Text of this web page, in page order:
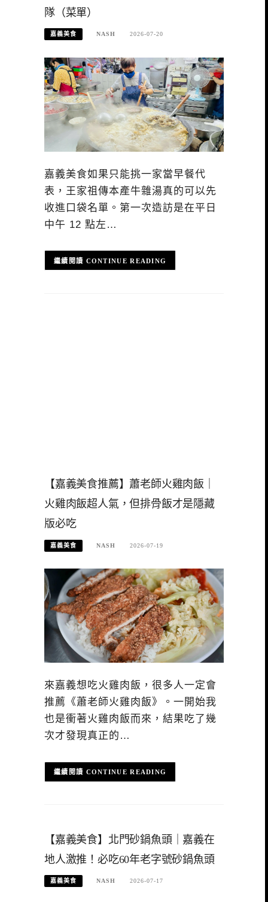
隊（菜單）
嘉義美食 NASH 2026-07-20
嘉義美食如果只能挑一家當早餐代
表，王家祖傳本產牛雜湯真的可以先
收進口袋名單。第一次造訪是在平日
中午 12 點左…
CONTINUE READING
【嘉義美食推薦】蕭老師火雞肉飯｜
火雞肉飯超人氣，但排骨飯才是隱藏
版必吃
嘉義美食 NASH 2026-07-19
來嘉義想吃火雞肉飯，很多人一定會
推薦《蕭老師火雞肉飯》。一開始我
也是衝著火雞肉飯而來，結果吃了幾
次才發現真正的…
CONTINUE READING
【嘉義美食】北門砂鍋魚頭｜嘉義在
地人激推！必吃60年老字號砂鍋魚頭
嘉義美食 NASH 2026-07-17